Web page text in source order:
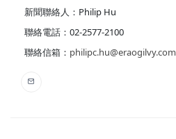
新聞聯絡人：Philip Hu
聯絡電話：02-2577-2100
聯絡信箱： philipc.hu@eraogilvy.com